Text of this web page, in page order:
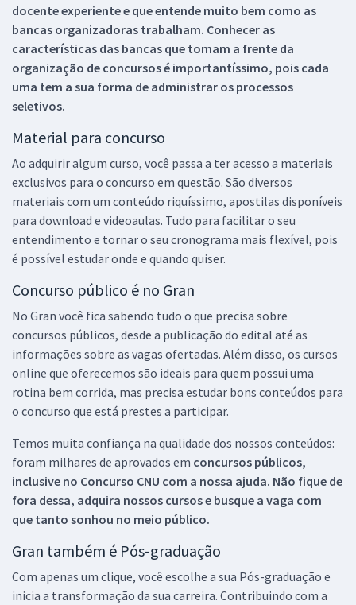
docente experiente e que entende muito bem como as
bancas organizadoras trabalham. Conhecer as
características das bancas que tomam a frente da
organização de concursos é importantíssimo, pois cada
uma tem a sua forma de administrar os processos
seletivos.
Material para concurso
Ao adquirir algum curso, você passa a ter acesso a materiais
exclusivos para o concurso em questão. São diversos
materiais com um conteúdo riquíssimo, apostilas disponíveis
para download e videoaulas. Tudo para facilitar o seu
entendimento e tornar o seu cronograma mais flexível, pois
é possível estudar onde e quando quiser.
Concurso público é no Gran
No Gran você fica sabendo tudo o que precisa sobre
concursos públicos, desde a publicação do edital até as
informações sobre as vagas ofertadas. Além disso, os cursos
online que oferecemos são ideais para quem possui uma
rotina bem corrida, mas precisa estudar bons conteúdos para
o concurso que está prestes a participar.
Temos muita confiança na qualidade dos nossos conteúdos:
foram milhares de aprovados em concursos públicos,
inclusive no Concurso CNU com a nossa ajuda. Não fique de
fora dessa, adquira nossos cursos e busque a vaga com
que tanto sonhou no meio público.
Gran também é Pós-graduação
Com apenas um clique, você escolhe a sua Pós-graduação e
inicia a transformação da sua carreira. Contribuindo com a